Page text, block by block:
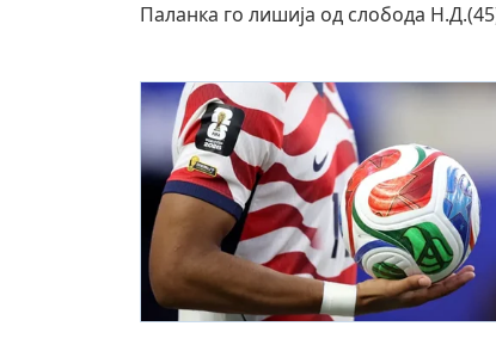
Паланка го лишија од слобода